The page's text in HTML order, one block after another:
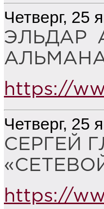
Четверг, 25
ЭЛЬДАР
https://
Четверг, 25
СЕРГЕЙ
https://